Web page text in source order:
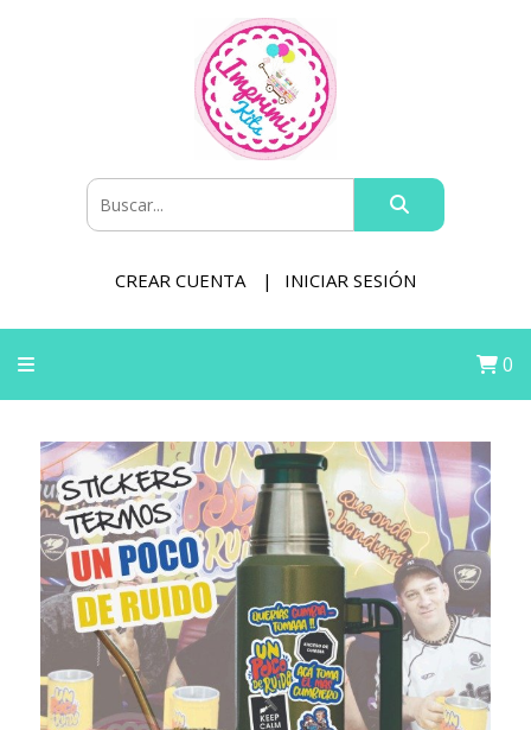
CREAR CUENTA INICIAR SESIÓN
0